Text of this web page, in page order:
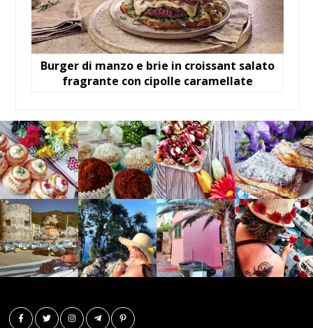
Burger di manzo e brie in croissant salato
fragrante con cipolle caramellate